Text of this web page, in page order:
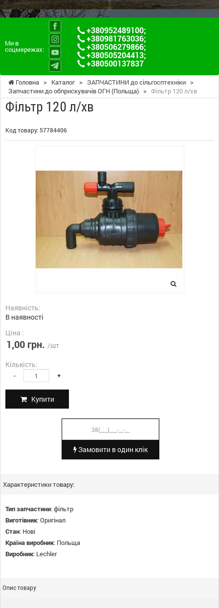
Ми в
соцмережах:
+380952489100;
+380981763036;
+380506279866;
+380505204413;
+380500137837
Головна > Каталог > ЗАПЧАСТИНИ до сільгосптехніки >
Запчастини до обприскувачів ОГН (Польща) > Фільтр 120 л/хв
Фільтр 120 л/хв
Код товару: 57784406
Наявність:
В наявності
Ціна :
1,00 грн. /шт
Кількість:
- +
Купити
Замовити в один клік
Характеристики товару:
Тип запчастини:фільтр
Виготівник:Оригінал
Стан: Нові
Країна виробник: Польща
Виробник: Lechler
Опис товару